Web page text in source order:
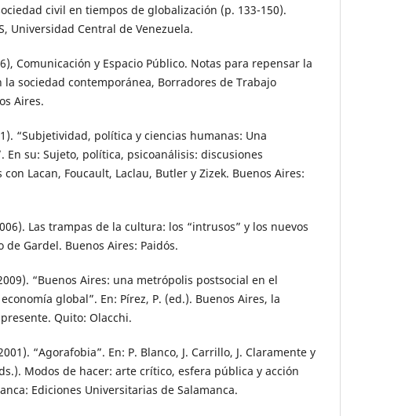
civil en tiempos de globalización (p. 133-150).
Universidad Central de Venezuela.
Comunicación y Espacio Público. Notas para repensar la
la sociedad contemporánea, Borradores de Trabajo
Aires.
“Subjetividad, política y ciencias humanas: Una
En su: Sujeto, política, psicoanálisis: discusiones
Lacan, Foucault, Laclau, Butler y Zizek. Buenos Aires:
Las trampas de la cultura: los “intrusos” y los nuevos
de Gardel. Buenos Aires: Paidós.
“Buenos Aires: una metrópolis postsocial en el
global”. En: Pírez, P. (ed.). Buenos Aires, la
Quito: Olacchi.
“Agorafobia”. En: P. Blanco, J. Carrillo, J. Claramente y
Modos de hacer: arte crítico, esfera pública y acción
Ediciones Universitarias de Salamanca.